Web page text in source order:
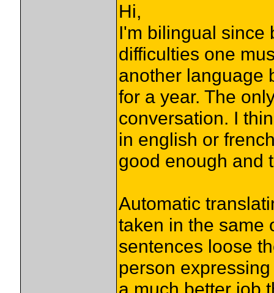
Hi,
I'm bilingual since
difficulties one
another language
for a year. The
conversation. I
in english or
good enough and
Automatic
taken in the same
sentences loose
person
a much better job